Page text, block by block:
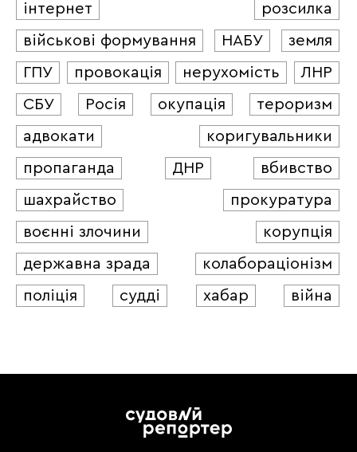
інтернет
розсилка
військові формування
НАБУ
земля
ГПУ
провокація нерухомість
ЛНР
СБУ
Росія окупація
тероризм
адвокати
коригувальники
пропаганда
ДНР
вбивство
шахрайство
прокуратура
воєнні злочини
корупція
державна зрада
колабораціонізм
поліція
судді хабар війна